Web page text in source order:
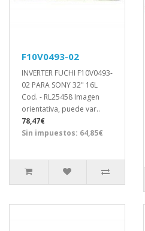
F10V0493-02
INVERTER FUCHI F10V0493-
02 PARA SONY 32" 16L
Cod. - RL25458 Imagen
orientativa, puede var..
78,47€
Sin impuestos: 64,85€